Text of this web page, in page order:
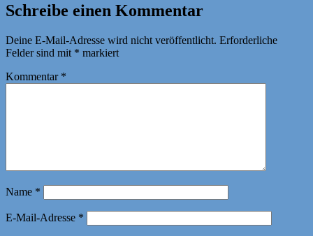
Schreibe einen Kommentar
Deine E-Mail-Adresse wird nicht veröffentlicht. Erforderliche
Felder sind mit * markiert
Kommentar *
Name *
E-Mail-Adresse *